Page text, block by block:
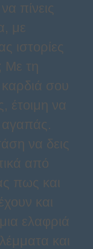
πίνεις
με
ιστορίες
Με τη
σου
έτοιμη να
αγαπάς.
να δεις
από
πως και
και
ελαφριά
και